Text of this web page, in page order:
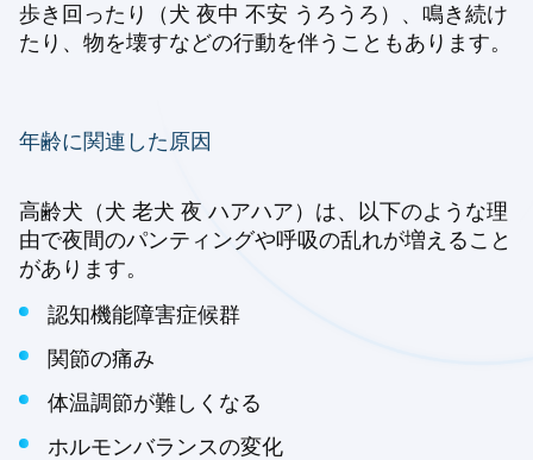
歩き回ったり（犬 夜中 不安 うろうろ）、鳴き続け
たり、物を壊すなどの行動を伴うこともあります。
年齢に関連した原因
高齢犬（犬 老犬 夜 ハアハア）は、以下のような理
由で夜間のパンティングや呼吸の乱れが増えること
があります。
認知機能障害症候群
関節の痛み
体温調節が難しくなる
ホルモンバランスの変化